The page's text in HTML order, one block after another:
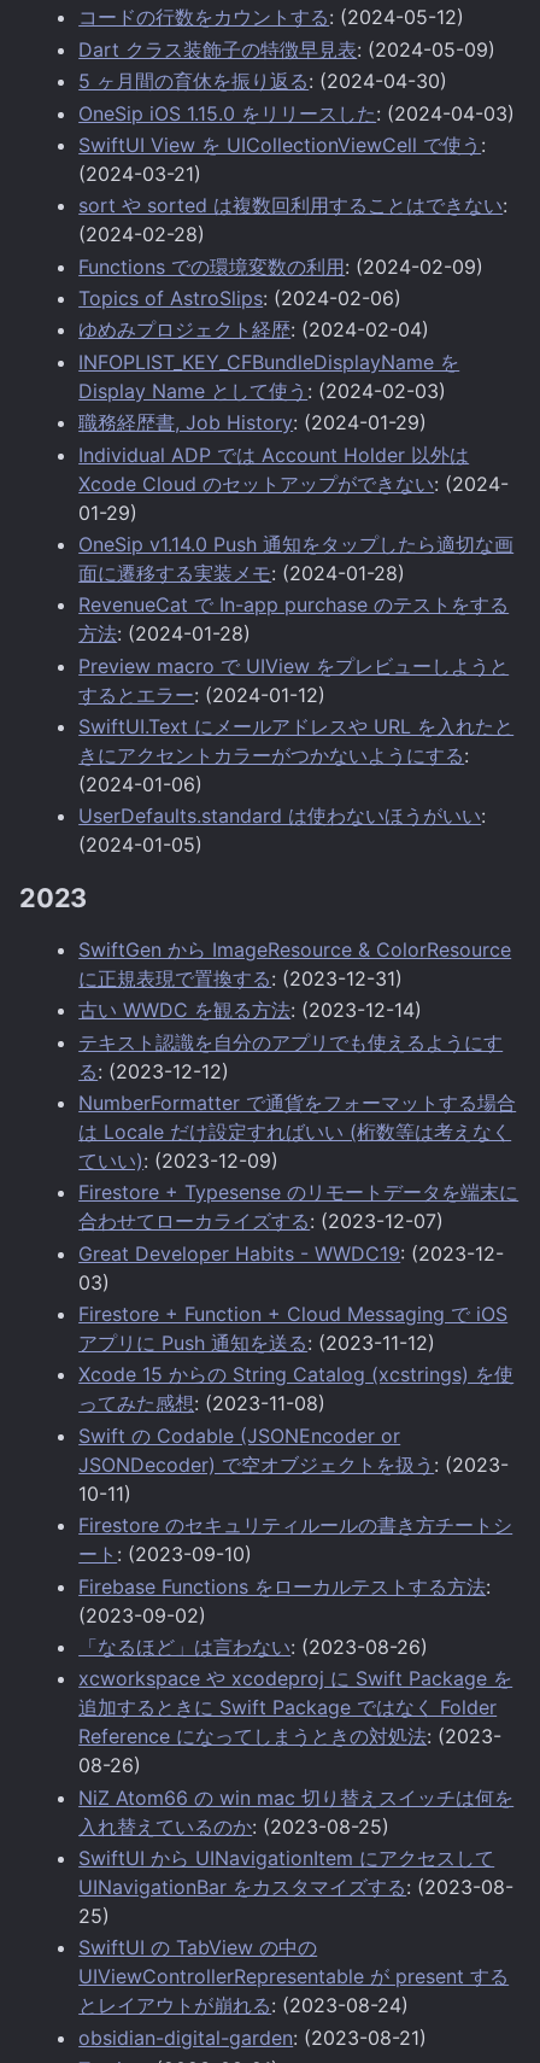
コードの行数をカウントする: (2024-05-12)
Dart クラス装飾子の特徴早見表: (2024-05-09)
5 ヶ月間の育休を振り返る: (2024-04-30)
OneSip iOS 1.15.0 をリリースした: (2024-04-03)
SwiftUI View を UICollectionViewCell で使う :
(2024-03-21)
sort や sorted は複数回利用することはできない:
(2024-02-28)
Functions での環境変数の利用: (2024-02-09)
Topics of AstroSlips: (2024-02-06)
ゆめみプロジェクト経歴: (2024-02-04)
INFOPLIST_KEY_CFBundleDisplayName を
Display Name として使う : (2024-02-03)
職務経歴書, Job History: (2024-01-29)
Individual ADP では Account Holder 以外は
Xcode Cloud のセットアップができない: (2024-
01-29)
OneSip v1.14.0 Push 通知をタップしたら適切な画
面に遷移する実装メモ: (2024-01-28)
RevenueCat で In-app purchase のテストをする
方法: (2024-01-28)
Preview macro で UIView をプレビューしようと
するとエラー: (2024-01-12)
SwiftUI.Text にメールアドレスや URL を入れたと
きにアクセントカラーがつかないようにする:
(2024-01-06)
UserDefaults.standard は使わないほうがいい:
(2024-01-05)
2023
SwiftGen から ImageResource & ColorResource
に正規表現で置換する: (2023-12-31)
古い WWDC を観る方法: (2023-12-14)
テキスト認識を自分のアプリでも使えるようにす
る: (2023-12-12)
NumberFormatter で通貨をフォーマットする場合
は Locale だけ設定すればいい (桁数等は考えなく
ていい): (2023-12-09)
Firestore + Typesense のリモートデータを端末に
合わせてローカライズする: (2023-12-07)
Great Developer Habits - WWDC19: (2023-12-
03)
Firestore + Function + Cloud Messaging で iOS
アプリに Push 通知を送る: (2023-11-12)
Xcode 15 からの String Catalog (xcstrings) を使
ってみた感想: (2023-11-08)
Swift の Codable (JSONEncoder or
JSONDecoder) で空オブジェクトを扱う : (2023-
10-11)
Firestore のセキュリティルールの書き方チートシ
ート : (2023-09-10)
Firebase Functions をローカルテストする方法:
(2023-09-02)
「なるほど」は言わない: (2023-08-26)
xcworkspace や xcodeproj に Swift Package を
追加するときに Swift Package ではなく Folder
Reference になってしまうときの対処法: (2023-
08-26)
NiZ Atom66 の win mac 切り替えスイッチは何を
入れ替えているのか: (2023-08-25)
SwiftUI から UINavigationItem にアクセスして
UINavigationBar をカスタマイズする: (2023-08-
25)
SwiftUI の TabView の中の
UIViewControllerRepresentable が present する
とレイアウトが崩れる: (2023-08-24)
obsidian-digital-garden: (2023-08-21)